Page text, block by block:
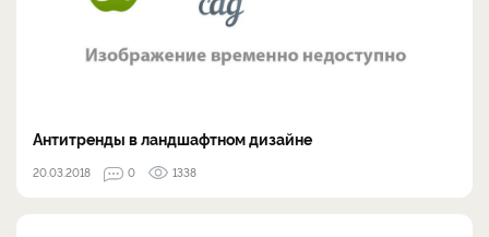
Антитренды в ландшафтном дизайне
20.03.2018 0 1338